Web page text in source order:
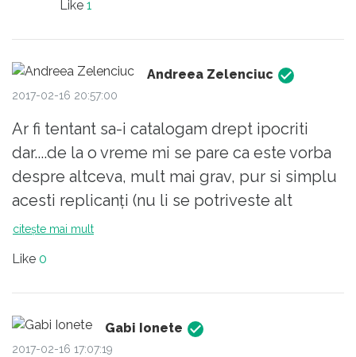
Like 1
Andreea Zelenciuc
2017-02-16 20:57:00
Ar fi tentant sa-i catalogam drept ipocriti
dar....de la o vreme mi se pare ca este vorba
despre altceva, mult mai grav, pur si simplu
acesti replicanți (nu li se potriveste alt
apelativ!) demonstreaza ca nu au
afectata de spalarea de creiere masiva de
care au beneficiat in continuu si in mod
benevol ( sau nu?!) din partea
citește mai mult
Like 0
Gabi Ionete
2017-02-16 17:07:19